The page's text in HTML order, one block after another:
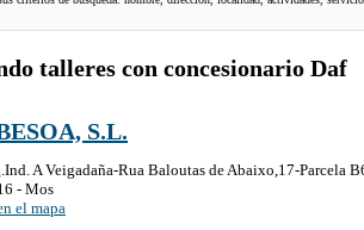
talleres con concesionario Daf
S.L.
A Veigadaña-Rua Baloutas de Abaixo,17-Parcela
- Mos
el mapa